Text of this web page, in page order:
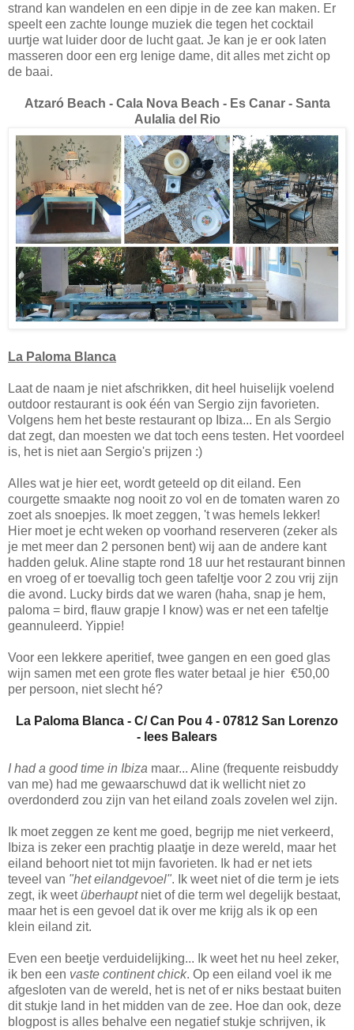
strand kan wandelen en een dipje in de zee kan maken. Er
speelt een zachte lounge muziek die tegen het cocktail
uurtje wat luider door de lucht gaat. Je kan je er ook laten
masseren door een erg lenige dame, dit alles met zicht op
de baai.
Atzaró Beach - Cala Nova Beach - Es Canar - Santa
Aulalia del Rio
La Paloma Blanca
Laat de naam je niet afschrikken, dit heel huiselijk voelend
outdoor restaurant is ook één van Sergio zijn favorieten.
Volgens hem het beste restaurant op Ibiza... En als Sergio
dat zegt, dan moesten we dat toch eens testen. Het voordeel
is, het is niet aan Sergio's prijzen :)
Alles wat je hier eet, wordt geteeld op dit eiland. Een
courgette smaakte nog nooit zo vol en de tomaten waren zo
zoet als snoepjes. Ik moet zeggen, 't was hemels lekker!
Hier moet je echt weken op voorhand reserveren (zeker als
je met meer dan 2 personen bent) wij aan de andere kant
hadden geluk. Aline stapte rond 18 uur het restaurant binnen
en vroeg of er toevallig toch geen tafeltje voor 2 zou vrij zijn
die avond. Lucky birds dat we waren (haha, snap je hem,
paloma = bird, flauw grapje I know) was er net een tafeltje
geannuleerd. Yippie!
Voor een lekkere aperitief, twee gangen en een goed glas
wijn samen met een grote fles water betaal je hier €50,00
per persoon, niet slecht hé?
La Paloma Blanca - C/ Can Pou 4 - 07812 San Lorenzo
- lees Balears
I had a good time in Ibiza maar... Aline (frequente reisbuddy
van me) had me gewaarschuwd dat ik wellicht niet zo
overdonderd zou zijn van het eiland zoals zovelen wel zijn.
Ik moet zeggen ze kent me goed, begrijp me niet verkeerd,
Ibiza is zeker een prachtig plaatje in deze wereld, maar het
eiland behoort niet tot mijn favorieten. Ik had er net iets
teveel van "het eilandgevoel". Ik weet niet of die term je iets
zegt, ik weetüberhauptniet of die term wel degelijk bestaat,
maar het is een gevoel dat ik over me krijg als ik op een
klein eiland zit.
Even een beetje verduidelijking... Ik weet het nu heel zeker,
ik ben een vaste continent chick. Op een eiland voel ik me
afgesloten van de wereld, het is net of er niks bestaat buiten
dit stukje land in het midden van de zee. Hoe dan ook, deze
blogpost is alles behalve een negatief stukje schrijven, ik